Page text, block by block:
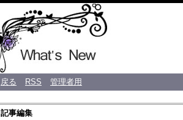
♡ CREA
戻る RSS 管理者用
記事編集